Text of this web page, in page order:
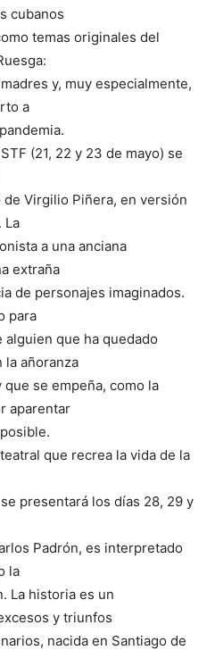
cubanos
temas originales del
y, muy especialmente,
a
(21, 22 y 23 de mayo) se
de Virgilio Piñera, en versión
La
a una anciana
extraña
de personajes imaginados.
para
alguien que ha quedado
la añoranza
se empeña, como la
aparentar
que recrea la vida de la
se presentará los días 28, 29 y
Padrón, es interpretado
la
La historia es un
y triunfos
nacida en Santiago de